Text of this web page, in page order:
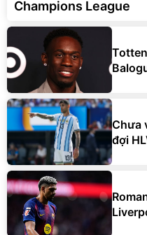
Champions League
Chưa
đợi